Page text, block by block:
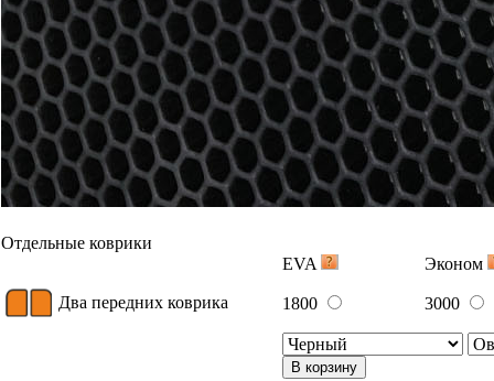
Отдельные коврики
EVA
Эконом
Два передних коврика 1800 3000
В корзину